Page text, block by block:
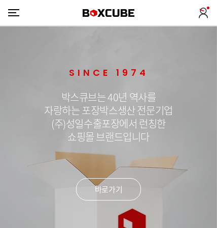
SINCE 1974
박스큐브는 40년 역사를
자랑하는 포장박스생산 전문기업
(주)성일수출포장에서 런칭한
쇼핑몰 브랜드입니다
바로가기